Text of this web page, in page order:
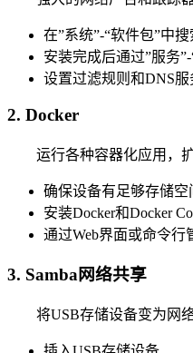
在”系统”-“软件包”中
安装完成后通过”服务
设置过滤规则和DNS服
2. Docker
运行各种容器化应用，
确保设备有足够存储空
安装Docker和Docker
通过Web界面或命令行
3. Samba网络共享
将USB存储设备变为网